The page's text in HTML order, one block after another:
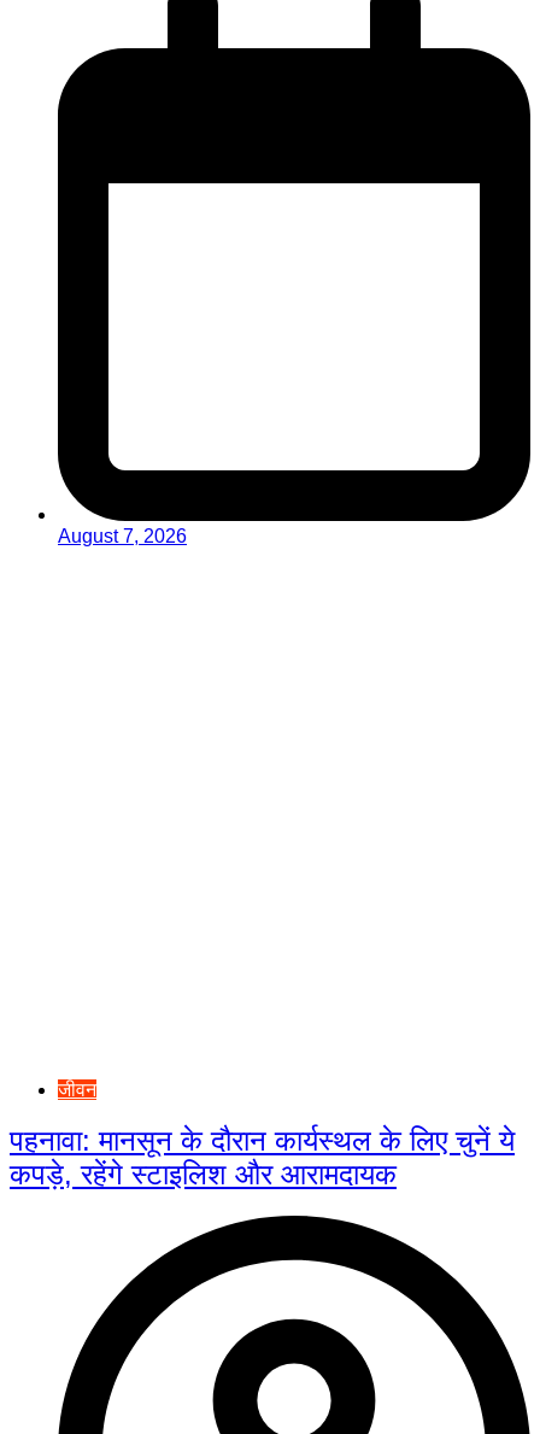
August 7, 2026
जीवन
पहनावा: मानसून के दौरान कार्यस्थल के लिए चुनें ये
कपड़े, रहेंगे स्टाइलिश और आरामदायक